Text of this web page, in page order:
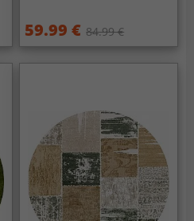
59.99 € 84.99 €